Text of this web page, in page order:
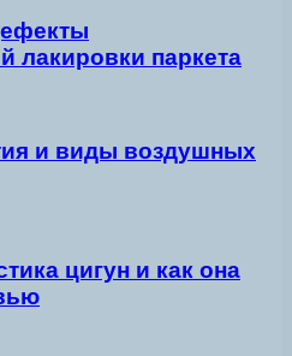
лакировки паркета
и виды воздушных
цигун и как она